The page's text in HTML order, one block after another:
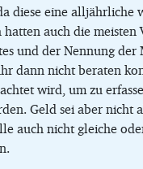
diese eine
auch die
und der Nennung
dann nicht beraten
wird, um zu
Geld sei aber nicht
auch nicht gleiche